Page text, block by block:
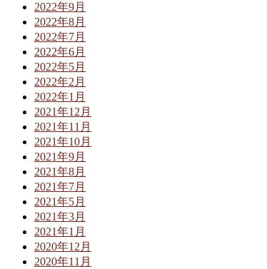
2022年9月
2022年8月
2022年7月
2022年6月
2022年5月
2022年2月
2022年1月
2021年12月
2021年11月
2021年10月
2021年9月
2021年8月
2021年7月
2021年5月
2021年3月
2021年1月
2020年12月
2020年11月